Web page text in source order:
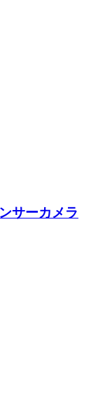
サーカメラ